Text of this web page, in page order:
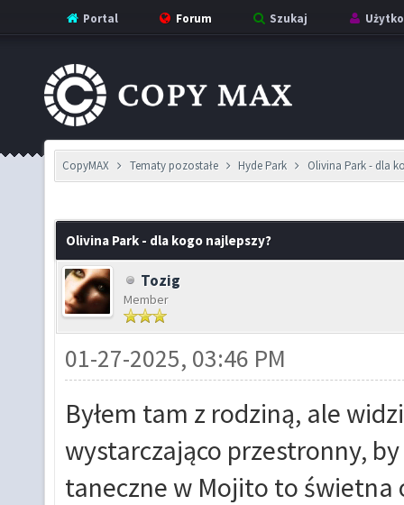
Portal Forum Szukaj
CopyMAX Tematy pozostałe Hyde Park Olivina Park - dla
Olivina Park - dla kogo najlepszy?
Tozig
Member
01-27-2025, 03:46 PM
Byłem tam z rodziną, ale
wystarczająco przestronny,
taneczne w Mojito to świetna